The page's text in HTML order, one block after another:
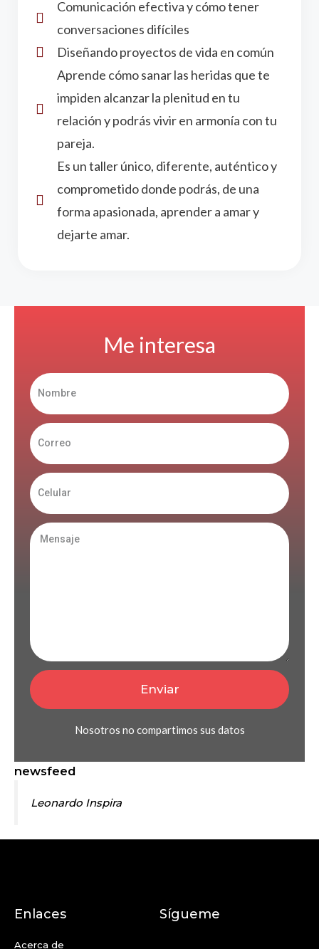
Comunicación efectiva y cómo tener
conversaciones difíciles
Diseñando proyectos de vida en común
Aprende cómo sanar las heridas que te
impiden alcanzar la plenitud en tu
relación y podrás vivir en armonía con tu
pareja.
Es un taller único, diferente, auténtico y
comprometido donde podrás, de una
forma apasionada, aprender a amar y
dejarte amar.
Me interesa
Enviar
Nosotros no compartimos sus datos
newsfeed
Leonardo Inspira
Enlaces
Acerca de
Sígueme